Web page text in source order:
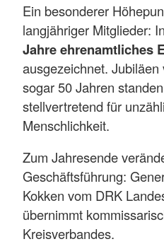
Ein besonderer
langjähriger Mitglieder:
Jahre ehrenamtliches
ausgezeichnet.
sogar 50 Jahren
stellvertretend für
Menschlichkeit.
Zum Jahresende
Geschäftsführung:
Kokken vom DRK
übernimmt
Kreisverbandes.